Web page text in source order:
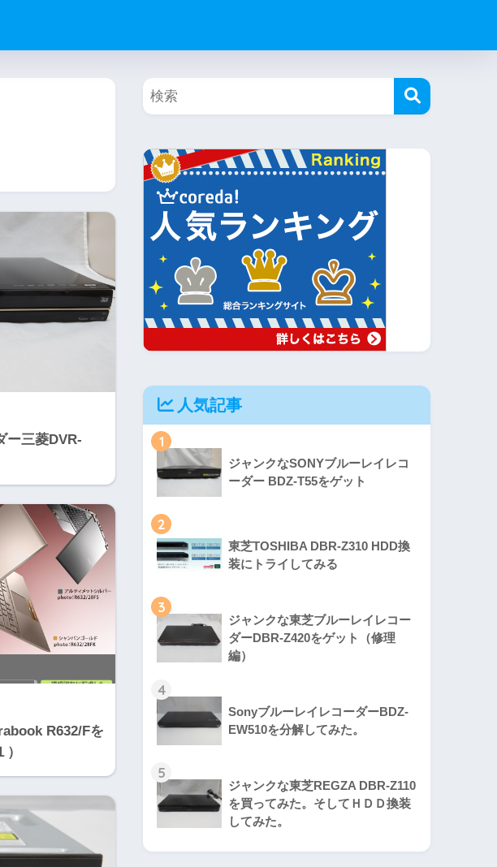
ー三菱DVR-
R632/Fを
人気記事
1
ジャンクなSONYブルーレイレコ
ーダー BDZ-T55をゲット
2
東芝TOSHIBA DBR-Z310 HDD換
装にトライしてみる
3
ジャンクな東芝ブルーレイレコー
ダーDBR-Z420をゲット（修理
編）
4
SonyブルーレイレコーダーBDZ-
EW510を分解してみた。
5
ジャンクな東芝REGZA DBR-Z110
を買ってみた。そしてＨＤＤ換装
してみた。